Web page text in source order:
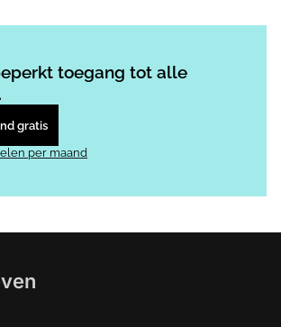
toegang tot alle
gratis
per maand